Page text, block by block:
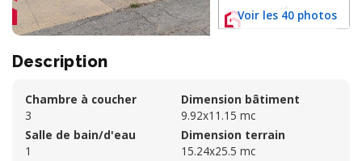
Voir les 40 photos
Description
Chambre à coucher
3
Salle de bain/d'eau
1
Dimension bâtiment
9.92x11.15 mc
Dimension terrain
15.24x25.5 mc